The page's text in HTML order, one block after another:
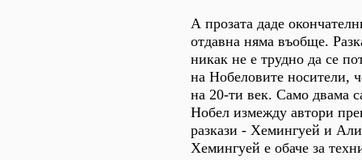
А прозата даде
отдавна няма въобще.
никак не е трудно да се
на Нобеловите носители,
на 20-ти век. Само двама
Нобел измежду автори
разкази - Хемингуей и
Хемингуей е обаче за